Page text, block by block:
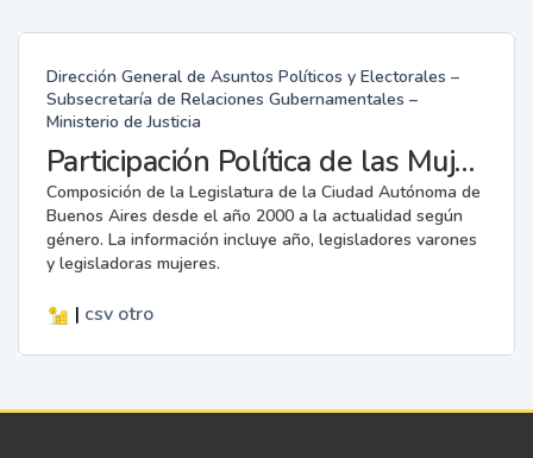
Dirección General de Asuntos Políticos y Electorales –
Subsecretaría de Relaciones Gubernamentales –
Ministerio de Justicia
Participación Política de las Mujeres en la Legislatura
Composición de la Legislatura de la Ciudad Autónoma de
Buenos Aires desde el año 2000 a la actualidad según
género. La información incluye año, legisladores varones
y legisladoras mujeres.
| csv otro